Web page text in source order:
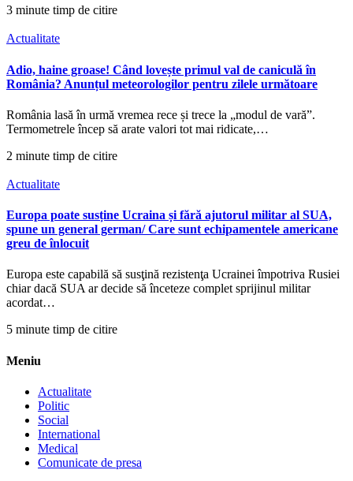
3 minute timp de citire
Actualitate
Adio, haine groase! Când lovește primul val de caniculă în
România? Anunțul meteorologilor pentru zilele următoare
România lasă în urmă vremea rece și trece la „modul de vară”.
Termometrele încep să arate valori tot mai ridicate,…
2 minute timp de citire
Actualitate
Europa poate susține Ucraina și fără ajutorul militar al SUA,
spune un general german/ Care sunt echipamentele americane
greu de înlocuit
Europa este capabilă să susţină rezistenţa Ucrainei împotriva Rusiei
chiar dacă SUA ar decide să înceteze complet sprijinul militar
acordat…
5 minute timp de citire
Meniu
Actualitate
Politic
Social
International
Medical
Comunicate de presa